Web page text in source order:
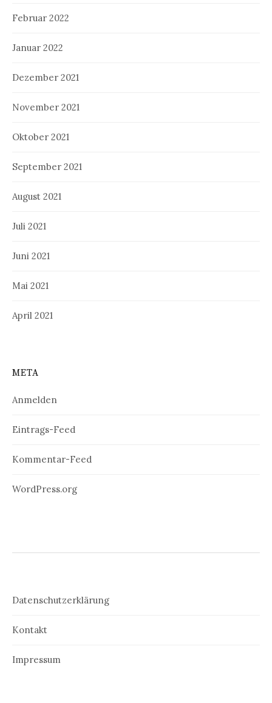
Februar 2022
Januar 2022
Dezember 2021
November 2021
Oktober 2021
September 2021
August 2021
Juli 2021
Juni 2021
Mai 2021
April 2021
META
Anmelden
Eintrags-Feed
Kommentar-Feed
WordPress.org
Datenschutzerklärung
Kontakt
Impressum